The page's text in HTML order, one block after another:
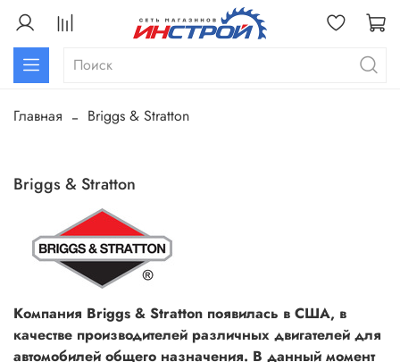
Главная Briggs & Stratton
Briggs & Stratton
Компания Briggs & Stratton появилась в США, в
качестве производителей различных двигателей для
автомобилей общего назначения. В данный момент